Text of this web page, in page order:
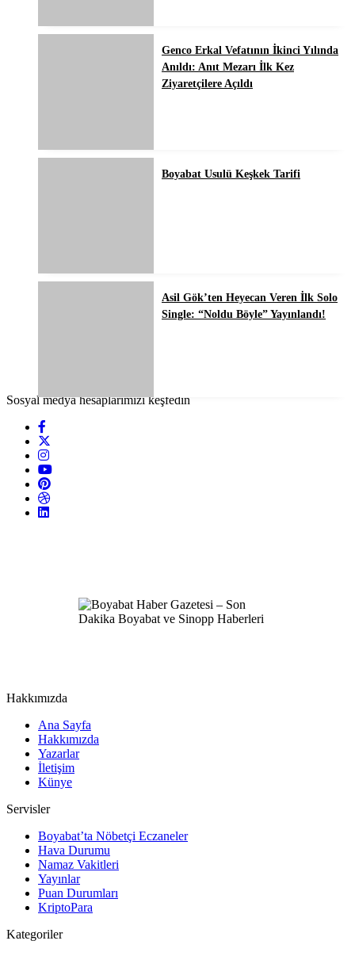
Genco Erkal Vefatının İkinci Yılında
Anıldı: Anıt Mezarı İlk Kez
Ziyaretçilere Açıldı
Boyabat Usulü Keşkek Tarifi
Asil Gök’ten Heyecan Veren İlk Solo
Single: “Noldu Böyle” Yayınlandı!
Sosyal medya hesaplarımızı keşfedin
Hakkımızda
Ana Sayfa
Hakkımızda
Yazarlar
İletişim
Künye
Servisler
Boyabat’ta Nöbetçi Eczaneler
Hava Durumu
Namaz Vakitleri
Yayınlar
Puan Durumları
KriptoPara
Kategoriler